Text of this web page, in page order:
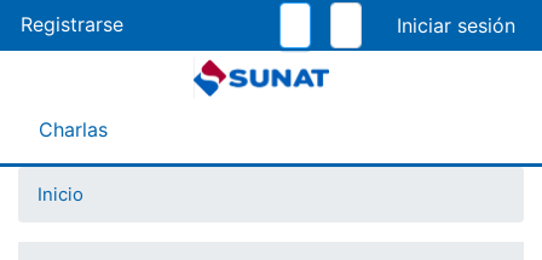
al
contenido
Registrarse
Menú Asistente
Charlas
Inicio